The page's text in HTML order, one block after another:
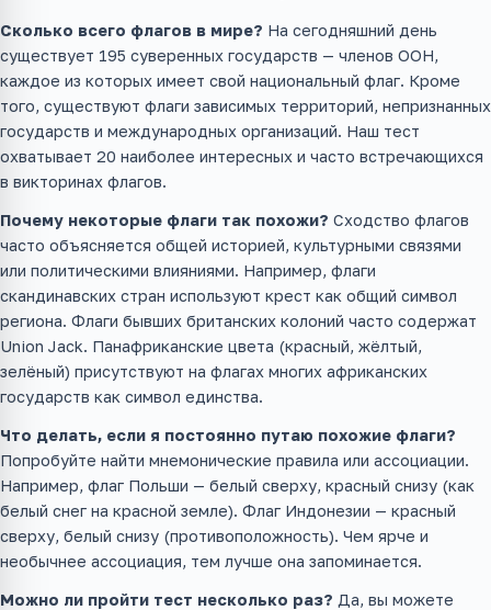
Сколько всего флагов в мире? На сегодняшний день
существует 195 суверенных государств — членов ООН,
каждое из которых имеет свой национальный флаг. Кроме
того, существуют флаги зависимых территорий, непризнанных
государств и международных организаций. Наш тест
охватывает 20 наиболее интересных и часто встречающихся
в викторинах флагов.
Почему некоторые флаги так похожи? Сходство флагов
часто объясняется общей историей, культурными связями
или политическими влияниями. Например, флаги
скандинавских стран используют крест как общий символ
региона. Флаги бывших британских колоний часто содержат
Union Jack. Панафриканские цвета (красный, жёлтый,
зелёный) присутствуют на флагах многих африканских
государств как символ единства.
Что делать, если я постоянно путаю похожие флаги?
Попробуйте найти мнемонические правила или ассоциации.
Например, флаг Польши — белый сверху, красный снизу (как
белый снег на красной земле). Флаг Индонезии — красный
сверху, белый снизу (противоположность). Чем ярче и
необычнее ассоциация, тем лучше она запоминается.
Можно ли пройти тест несколько раз? Да, вы можете